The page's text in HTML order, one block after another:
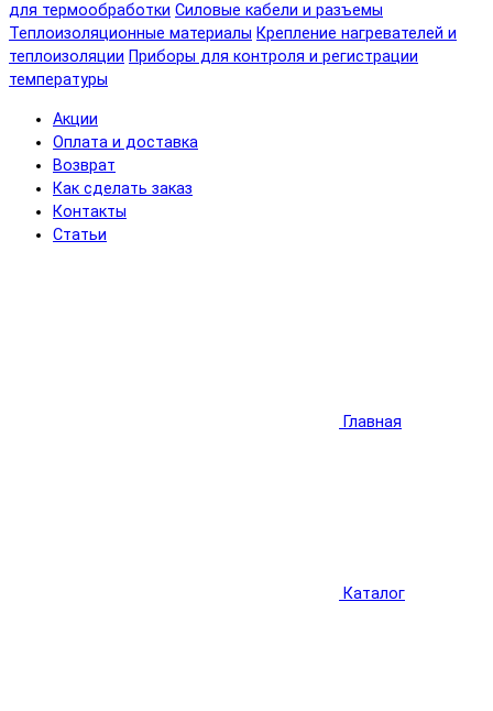
для термообработки Силовые кабели и разъемы
Теплоизоляционные материалы Крепление нагревателей и
теплоизоляции Приборы для контроля и регистрации
температуры
Акции
Оплата и доставка
Возврат
Как сделать заказ
Контакты
Статьи
Главная
Каталог